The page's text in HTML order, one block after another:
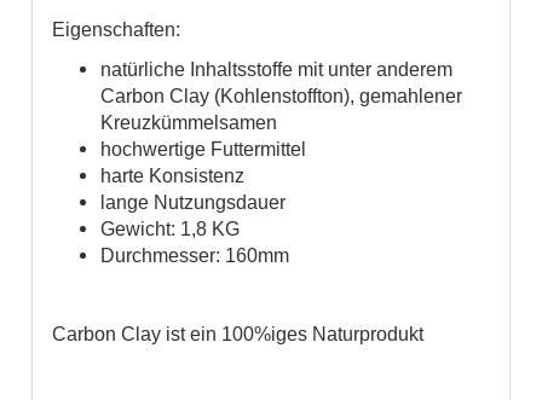
Eigenschaften:
natürliche Inhaltsstoffe mit unter anderem
Carbon Clay (Kohlenstoffton), gemahlener
Kreuzkümmelsamen
hochwertige Futtermittel
harte Konsistenz
lange Nutzungsdauer
Gewicht: 1,8 KG
Durchmesser: 160mm
Carbon Clay ist ein 100%iges Naturprodukt